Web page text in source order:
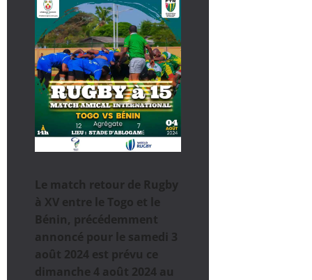
Le match retour de Rugby
à XV entre le Togo et le
Bénin, précédemment
annoncé pour le samedi 3
août 2024 est prévu ce
dimanche 4 août 2024 au